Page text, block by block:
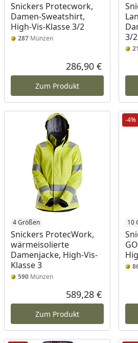
Snickers Protecwork,
Damen-Sweatshirt,
High-Vis-Klasse 3/2
287 Münzen
Aktueller
286,90 €
Zum Produkt
3/2
4 Größen
Snickers ProtecWork,
wärmeisolierte
Damenjacke, High-Vis-
Klasse 3
590 Münzen
Aktueller
589,28 €
Zum Produkt
-4%
10